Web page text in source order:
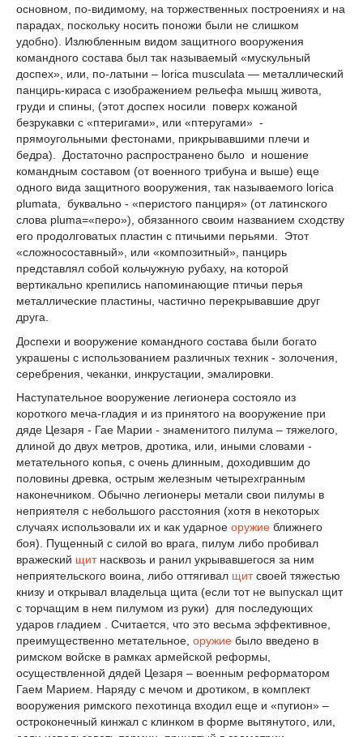
основном, по-видимому, на торжественных построениях и на
парадах, поскольку носить поножи были не слишком
удобно). Излюбленным видом защитного вооружения
командного состава был так называемый «мускульный
доспех», или, по-латыни – lorica musculata — металлический
панцирь-кираса с изображением рельефа мышц живота,
груди и спины, (этот доспех носили поверх кожаной
безрукавки с «птеригами», или «птеругами» -
прямоугольными фестонами, прикрывавшими плечи и
бедра). Достаточно распространено было и ношение
командным составом (от военного трибуна и выше) еще
одного вида защитного вооружения, так называемого lorica
plumata, буквально - «перистого панциря» (от латинского
слова pluma=«перо»), обязанного своим названием сходству
его продолговатых пластин с птичьими перьями. Этот
«сложносоставный», или «композитный», панцирь
представлял собой кольчужную рубаху, на которой
вертикально крепились напоминающие птичьи перья
металлические пластины, частично перекрывавшие друг
друга.
Доспехи и вооружение командного состава были богато
украшены с использованием различных техник - золочения,
серебрения, чеканки, инкрустации, эмалировки.
Наступательное вооружение легионера состояло из
короткого меча-гладия и из принятого на вооружение при
дяде Цезаря - Гае Марии - знаменитого пилума – тяжелого,
длиной до двух метров, дротика, или, иными словами -
метательного копья, с очень длинным, доходившим до
половины древка, острым железным четырехгранным
наконечником. Обычно легионеры метали свои пилумы в
неприятеля с небольшого расстояния (хотя в некоторых
случаях использовали их и как ударное оружие ближнего
боя). Пущенный с силой во врага, пилум либо пробивал
вражеский щитнасквозь и ранил укрывавшегося за ним
неприятельского воина, либо оттягивал щитсвоей тяжестью
книзу и открывал владельца щита (если тот не выпускал щит
с торчащим в нем пилумом из руки) для последующих
ударов гладием . Считается, что это весьма эффективное,
преимущественно метательное, оружие было введено в
римском войске в рамках армейской реформы,
осуществленной дядей Цезаря – военным реформатором
Гаем Марием. Наряду с мечом и дротиком, в комплект
вооружения римского пехотинца входил еще и «пугион» –
остроконечный кинжал с клинком в форме вытянутого, или,